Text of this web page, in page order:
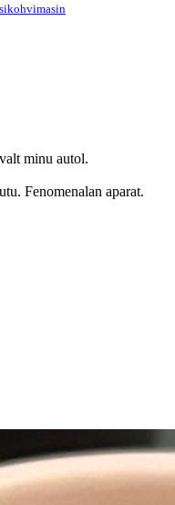
minu autol.
Fenomenalan aparat.